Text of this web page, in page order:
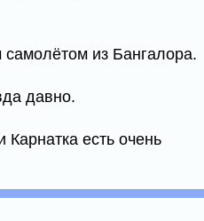
из Бангалора.
давно.
есть очень